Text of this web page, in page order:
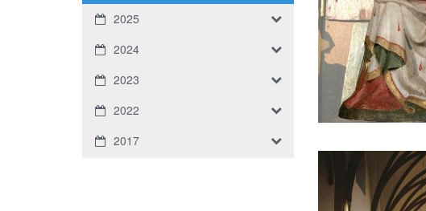
2025
2024
2023
2022
2017